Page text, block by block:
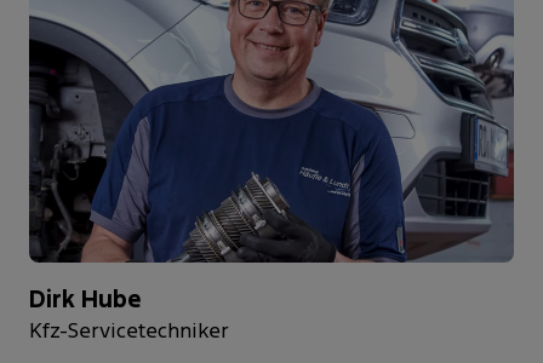
Dirk Hube
Kfz-Servicetechniker